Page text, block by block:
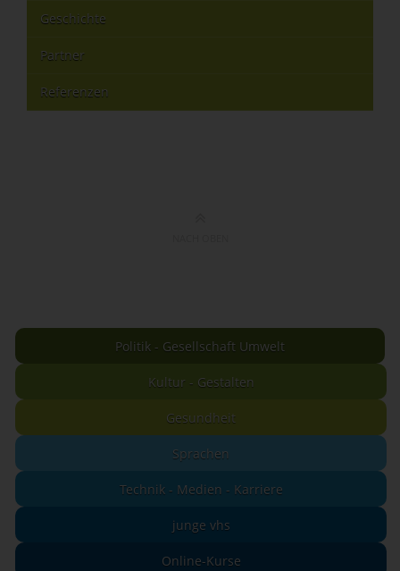
Geschichte
Partner
Referenzen
Politik - Gesellschaft Umwelt
Kultur - Gestalten
Gesundheit
Sprachen
Technik - Medien - Karriere
junge vhs
Online-Kurse